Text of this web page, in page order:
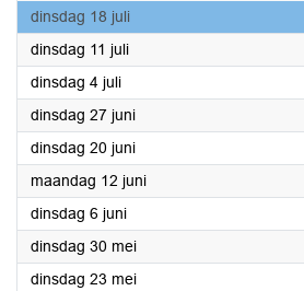
dinsdag 18 juli2023
dinsdag 11 juli2023
dinsdag 4 juli2023
dinsdag 27 juni2023
dinsdag 20 juni2023
maandag 12 juni2023
dinsdag 6 juni2023
dinsdag 30 mei2023
dinsdag 23 mei2023